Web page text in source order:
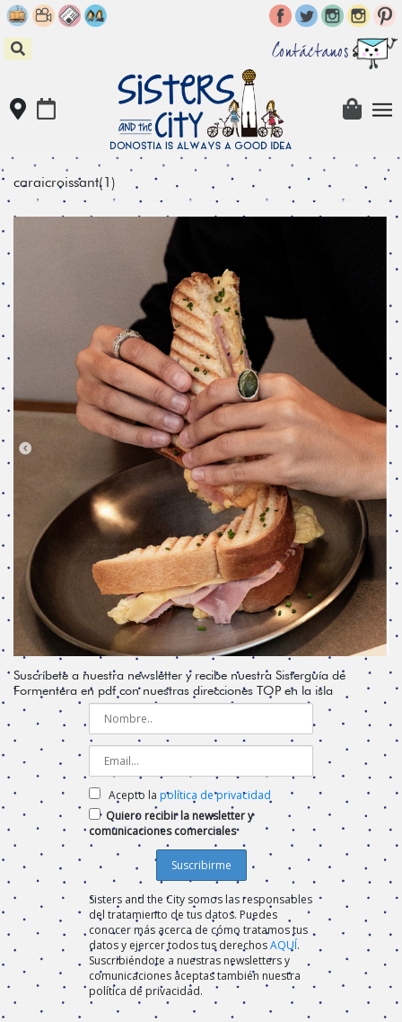
Skip
to
content
Contáctanos
caraicroissant(1)
Suscríbete a nuestra newsletter y recibe nuestra Sisterguía de
Formentera en pdf con nuestras direcciones TOP en la isla
Acepto la política de privacidad
Quiero recibir la newsletter y
comunicaciones comerciales
Sisters and the City somos las responsables
del tratamiento de tus datos. Puedes
conocer más acerca de cómo tratamos tus
datos y ejercer todos tus derechosAQUÍ.
Suscribiéndote a nuestras newsletters y
comunicaciones aceptas también nuestra
política de privacidad.